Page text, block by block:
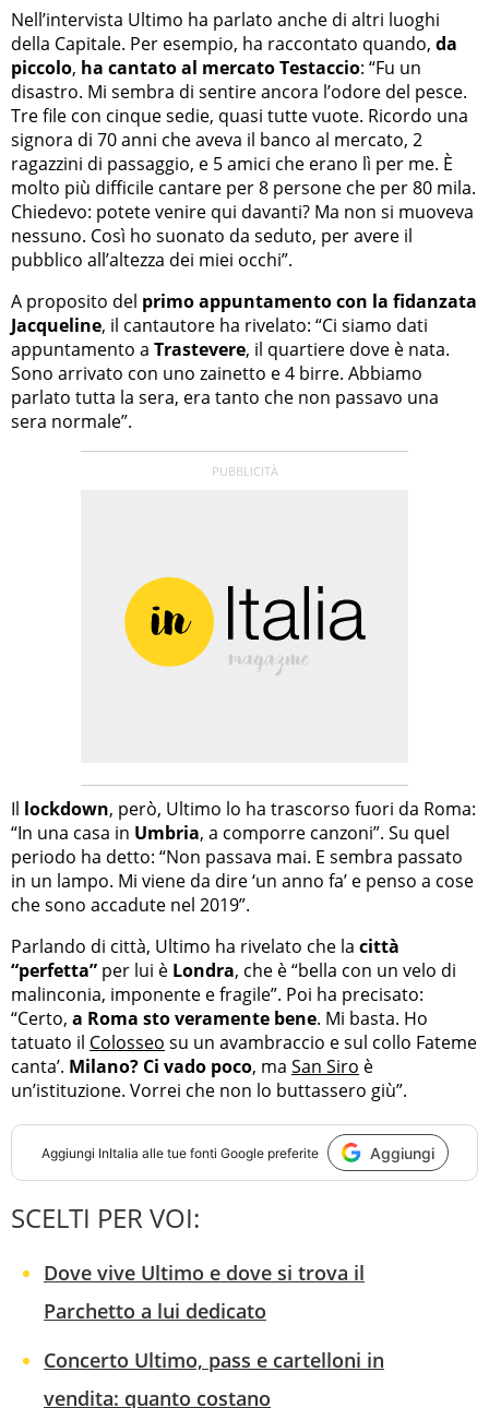
Nell’intervista Ultimo ha parlato anche di altri luoghi
della Capitale. Per esempio, ha raccontato quando, da
piccolo, ha cantato al mercato Testaccio: “Fu un
disastro. Mi sembra di sentire ancora l’odore del pesce.
Tre file con cinque sedie, quasi tutte vuote. Ricordo una
signora di 70 anni che aveva il banco al mercato, 2
ragazzini di passaggio, e 5 amici che erano lì per me. È
molto più difficile cantare per 8 persone che per 80 mila.
Chiedevo: potete venire qui davanti? Ma non si muoveva
nessuno. Così ho suonato da seduto, per avere il
pubblico all’altezza dei miei occhi”.
A proposito del primo appuntamento con la fidanzata
Jacqueline, il cantautore ha rivelato: “Ci siamo dati
appuntamento a Trastevere, il quartiere dove è nata.
Sono arrivato con uno zainetto e 4 birre. Abbiamo
parlato tutta la sera, era tanto che non passavo una
sera normale”.
Il lockdown, però, Ultimo lo ha trascorso fuori da Roma:
“In una casa in Umbria, a comporre canzoni”. Su quel
periodo ha detto: “Non passava mai. E sembra passato
in un lampo. Mi viene da dire ‘un anno fa’ e penso a cose
che sono accadute nel 2019”.
Parlando di città, Ultimo ha rivelato che la città
“perfetta” per lui è Londra, che è “bella con un velo di
malinconia, imponente e fragile”. Poi ha precisato:
“Certo, a Roma sto veramente bene. Mi basta. Ho
tatuato il Colosseo su un avambraccio e sul collo Fateme
canta’. Milano? Ci vado poco, ma San Siro è
un’istituzione. Vorrei che non lo buttassero giù”.
Aggiungi InItalia alle tue fonti Google preferite Aggiungi
SCELTI PER VOI:
Dove vive Ultimo e dove si trova il
Parchetto a lui dedicato
Concerto Ultimo, pass e cartelloni in
vendita: quanto costano